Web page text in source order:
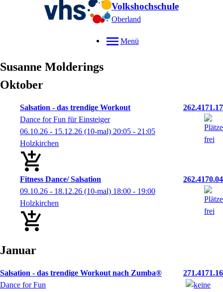
Volkshochschule
Oberland
Menü
Susanne Molderings
Oktober
Salsation - das trendige Workout
262.4171.17
Dance for Fun für Einsteiger
06.10.26 - 15.12.26 (10-mal) 20:05 - 21:05
Holzkirchen
Fitness Dance/ Salsation
262.4170.04
09.10.26 - 18.12.26 (10-mal) 18:00 - 19:00
Holzkirchen
Januar
Salsation - das trendige Workout nach Zumba®
271.4171.16
Dance for Fun